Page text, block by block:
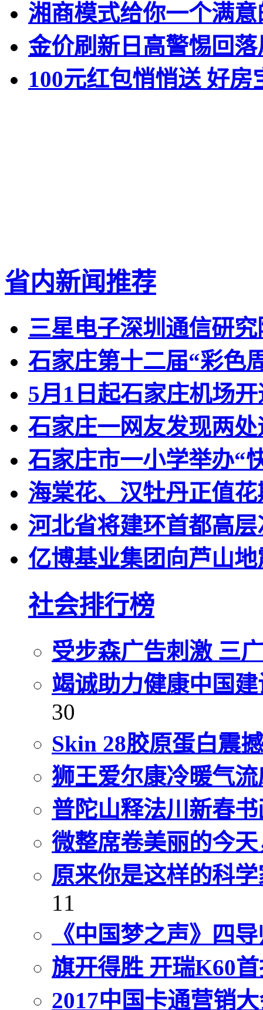
湘商模式给你一个满
金价刷新日高警惕回
100元红包悄悄送 好
省内新闻推荐
三星电子深圳通信研
石家庄第十二届“彩色
5月1日起石家庄机场
石家庄一网友发现两
石家庄市一小学举办“
海棠花、汉牡丹正值
河北省将建环首都高
亿博基业集团向芦山
社会排行榜
受步森广告刺激 三
竭诚助力健康中国
30
Skin 28胶原蛋白震
狮王爱尔康冷暖气
普陀山释法川新春
微整席卷美丽的今
原来你是这样的科
11
《中国梦之声》四
旗开得胜 开瑞K60
2017中国卡通营销